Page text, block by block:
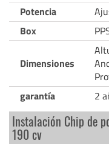
Potencia
Box
Dimensiones
garantía
2
Instalación Chip de
190 cv